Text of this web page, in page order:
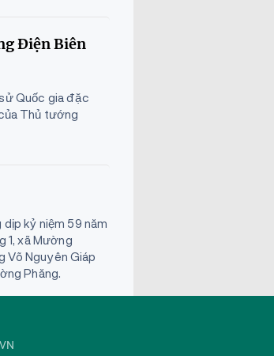
Điện Biên
Quốc gia đặc
Thủ tướng
kỷ niệm 59 năm
1, xã Mường
Võ Nguyên Giáp
Phăng.